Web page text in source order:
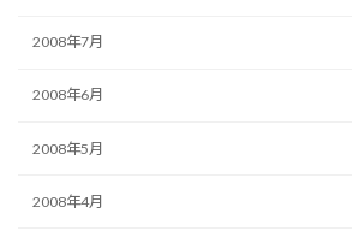
2008年7月
2008年6月
2008年5月
2008年4月